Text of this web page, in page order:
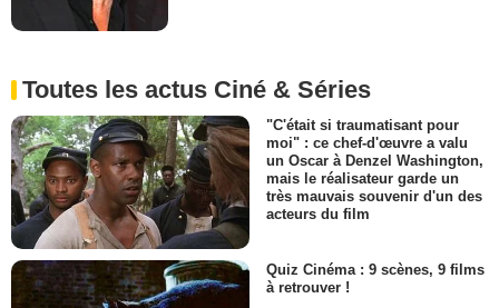
Toutes les actus Ciné & Séries
"C'était si traumatisant pour
moi" : ce chef-d'œuvre a valu
un Oscar à Denzel Washington,
mais le réalisateur garde un
très mauvais souvenir d'un des
acteurs du film
Quiz Cinéma : 9 scènes, 9 films
à retrouver !